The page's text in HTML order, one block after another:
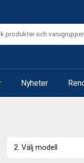
Nyheter
2. Välj modell